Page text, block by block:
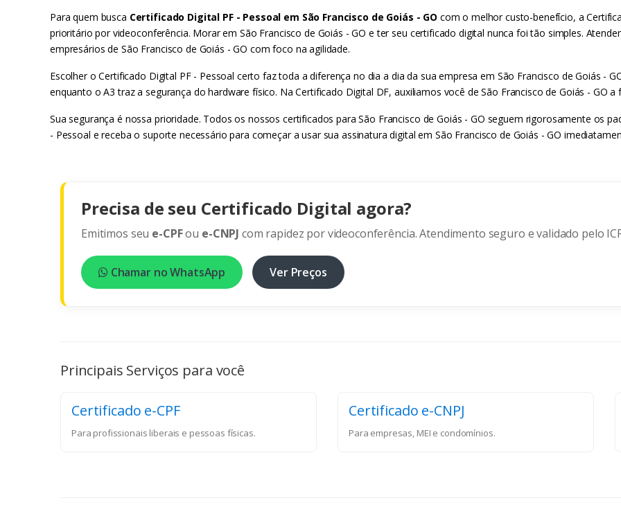
Para quem busca Certificado Digital PF - Pessoal em São Francisco de Goiás - GO com o melhor custo-benefício, a
prioritário por videoconferência. Morar em São Francisco de Goiás - GO e ter seu certificado digital nunca foi tão simples.
empresários de São Francisco de Goiás - GO com foco na agilidade.
Escolher o Certificado Digital PF - Pessoal certo faz toda a diferença no dia a dia da sua empresa em São Francisco de Goiás -
enquanto o A3 traz a segurança do hardware físico. Na Certificado Digital DF, auxiliamos você de São Francisco de Goiás - GO a
Sua segurança é nossa prioridade. Todos os nossos certificados para São Francisco de Goiás - GO seguem rigorosamente os
- Pessoal e receba o suporte necessário para começar a usar sua assinatura digital em São Francisco de Goiás - GO
Precisa de seu Certificado Digital agora?
Emitimos seu e-CPFou e-CNPJ com rapidez por videoconferência. Atendimento seguro e validado pelo
Chamar no WhatsApp Ver Preços
Principais Serviços para você
Certificado e-CPF
Para profissionais liberais e pessoas físicas.
Certificado e-CNPJ
Para empresas, MEI e condomínios.